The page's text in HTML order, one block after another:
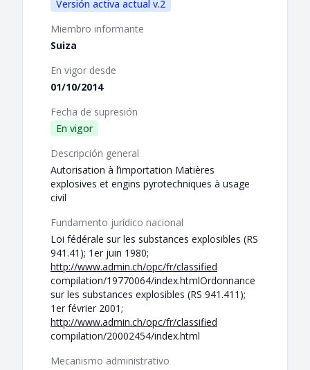
Versión activa actual v.2
Miembro informante
Suiza
En vigor desde
01/10/2014
Fecha de supresión
En vigor
Descripción general
Autorisation à l’importation Matières
explosives et engins pyrotechniques à usage
civil
Fundamento jurídico nacional
Loi fédérale sur les substances explosibles (RS
941.41); 1er juin 1980;
http://www.admin.ch/opc/fr/classified
compilation/19770064/index.htmlOrdonnance
sur les substances explosibles (RS 941.411);
1er février 2001;
http://www.admin.ch/opc/fr/classified
compilation/20002454/index.html
Mecanismo administrativo